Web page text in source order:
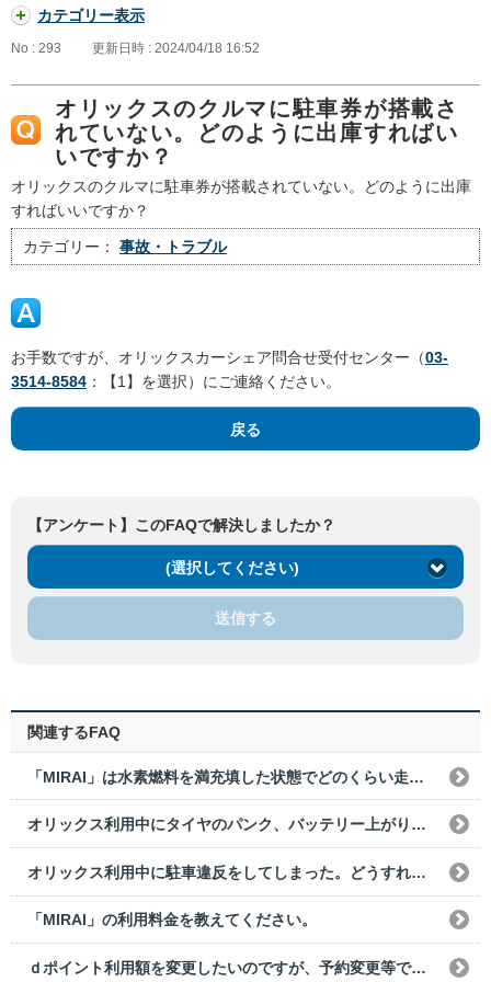
カテゴリー表示
No : 293 更新日時 : 2024/04/18 16:52
オリックスのクルマに駐車券が搭載さ
れていない。どのように出庫すればい
いですか？
オリックスのクルマに駐車券が搭載されていない。どのように出庫
すればいいですか？
カテゴリー： 事故・トラブル
お手数ですが、オリックスカーシェア問合せ受付センター（03-
3514-8584 ：【1】を選択）にご連絡ください。
戻る
【アンケート】このFAQで解決しましたか？
(選択してください)
送信する
関連するFAQ
「MIRAI」は水素燃料を満充填した状態でどのくらい走行できますか？
オリックス利用中にタイヤのパンク、バッテリー上がりなどで使用できなくなった。どうすればいいですか？
オリックス利用中に駐車違反をしてしまった。どうすればいいですか？
「MIRAI」の利用料金を教えてください。
ｄポイント利用額を変更したいのですが、予約変更等で変更はできますか？